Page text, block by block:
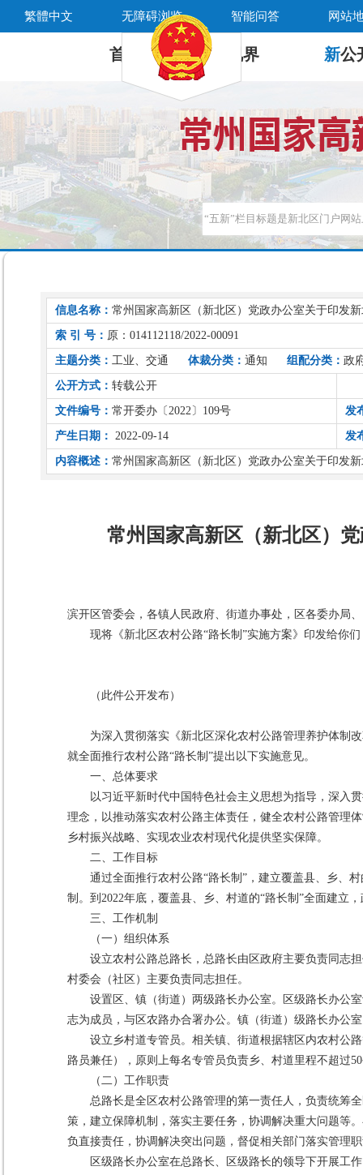
繁體中文 无障碍浏览 智能问答 网站
首 页 新 视界 新公
信息名称： 常州国家高新区（新北区）党政办公室关于印发
索 引 号： 原：014112118/2022-00091
主题分类： 工业、交通 体裁分类： 通知 组配分类： 政
公开方式： 转载公开
文件编号： 常开委办〔2022〕109号 发
产生日期： 2022-09-14 发
内容概述： 常州国家高新区（新北区）党政办公室关于印发
常州国家高新区（新北区）
滨开区管委会，各镇人民政府、街道办事处，区各委办局
现将《新北区农村公路“路长制”实施方案》印发给你
（此件公开发布）
为深入贯彻落实《新北区深化农村公路管理养护体制
就全面推行农村公路“路长制”提出以下实施意见。
一、总体要求
以习近平新时代中国特色社会主义思想为指导，深入
理念，以推动落实农村公路主体责任，健全农村公路管理
乡村振兴战略、实现农业农村现代化提供坚实保障。
二、工作目标
通过全面推行农村公路“路长制”，建立覆盖县、乡、
制。到2022年底，覆盖县、乡、村道的“路长制”全面建立
三、工作机制
（一）组织体系
设立农村公路总路长，总路长由区政府主要负责同志
村委会（社区）主要负责同志担任。
设置区、镇（街道）两级路长办公室。区级路长办公
志为成员，与区农路办合署办公。镇（街道）级路长办公
设立乡村道专管员。相关镇、街道根据辖区内农村公
路员兼任），原则上每名专管员负责乡、村道里程不超过
（二）工作职责
总路长是全区农村公路管理的第一责任人，负责统筹
策，建立保障机制，落实主要任务，协调解决重大问题等
负直接责任，协调解决突出问题，督促相关部门落实管理
区级路长办公室在总路长、区级路长的领导下开展工